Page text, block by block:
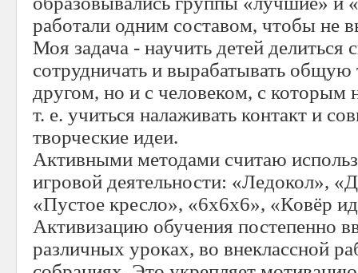
работали одним составом, чтобы не
Моя задача - научить детей делиться
сотрудничать и вырабатывать общую
другом, но и с человеком, с которым
т. е. учиться налаживать контакт и
творческие идеи.
Активными методами считаю
игровой деятельности: «Ледокол»,
«Пустое кресло», «6х6х6», «Ковёр
Активизацию обучения постепенно
различных уроках, во внеклассной